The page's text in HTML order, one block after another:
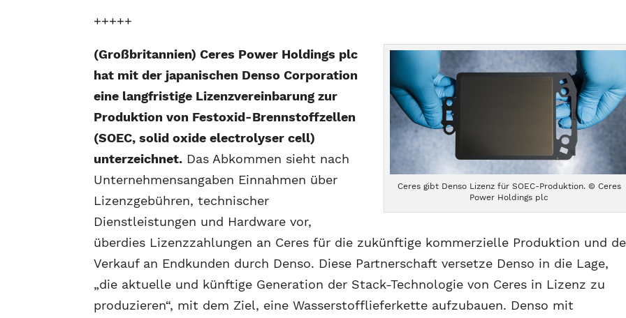
+++++
Ceres gibt Denso Lizenz für SOEC-Produktion. © Ceres
Power Holdings plc
(Großbritannien) Ceres Power Holdings plc
hat mit der japanischen Denso Corporation
eine langfristige Lizenzvereinbarung zur
Produktion von Festoxid-Brennstoffzellen
(SOEC, solid oxide electrolyser cell)
unterzeichnet. Das Abkommen sieht nach
Unternehmensangaben Einnahmen über
Lizenzgebühren, technischer
Dienstleistungen und Hardware vor,
überdies Lizenzzahlungen an Ceres für die zukünftige kommerzielle Produktion und
Verkauf an Endkunden durch Denso. Diese Partnerschaft versetze Denso in die Lage,
„die aktuelle und künftige Generation der Stack-Technologie von Ceres in Lizenz zu
produzieren“, mit dem Ziel, eine Wasserstofflieferkette aufzubauen. Denso mit